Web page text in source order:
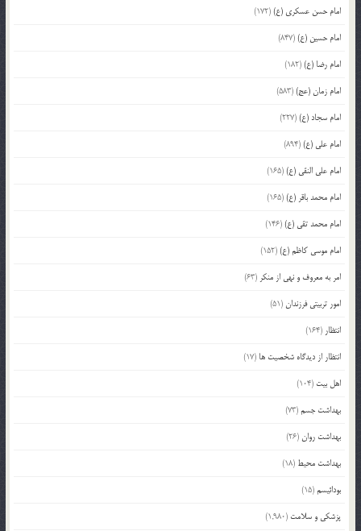
امام حسن عسکری (ع)(172)
امام حسین (ع)(847)
امام رضا (ع)(182)
امام زمان (عج)(583)
امام سجاد (ع)(227)
امام علی (ع)(894)
امام علی النقی (ع)(165)
امام محمد باقر (ع)(165)
امام محمد تقی (ع)(146)
امام موسی کاظم (ع)(152)
امر به معروف و نهی از منکر (63)
امور تربیتی فرزندان(51)
انتظار (164)
انتظار از دیدگاه شخصیت ها (17)
اهل بیت (104)
بهداشت جسم(73)
بهداشت روان(26)
بهداشت محیط (18)
بودائیسم(15)
پزشکی و سلامت (1,980)